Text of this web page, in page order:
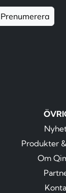
Prenumerera
Produkter
Om